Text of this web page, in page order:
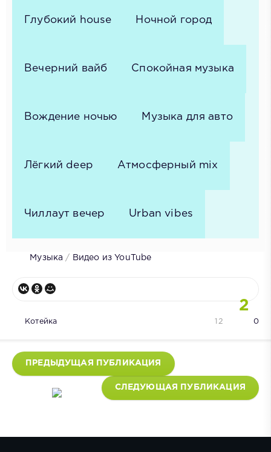
Глубокий house Ночной город
Вечерний вайб Спокойная музыка
Вождение ночью Музыка для авто
Лёгкий deep Атмосферный mix
Чиллаут вечер Urban vibes
Музыка / Видео из YouTube
2
Котейка 0
12
ПРЕДЫДУЩАЯ ПУБЛИКАЦИЯ
СЛЕДУЮЩАЯ ПУБЛИКАЦИЯ